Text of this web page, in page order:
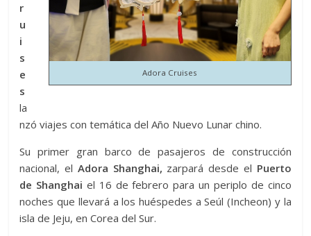
Adora Cruises
r
u
i
s
e
s
la
nzó viajes con temática del Año Nuevo Lunar chino.
Su primer gran barco de pasajeros de construcción
nacional, el Adora Shanghai, zarpará desde el Puerto
de Shanghai el 16 de febrero para un periplo de cinco
noches que llevará a los huéspedes a Seúl (Incheon) y la
isla de Jeju, en Corea del Sur.